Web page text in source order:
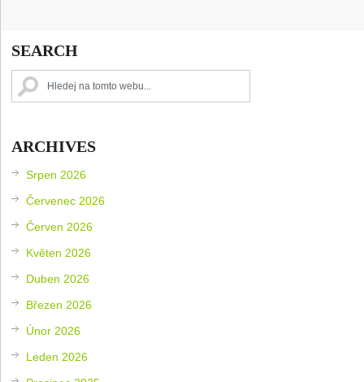
SEARCH
ARCHIVES
Srpen 2026
Červenec 2026
Červen 2026
Květen 2026
Duben 2026
Březen 2026
Únor 2026
Leden 2026